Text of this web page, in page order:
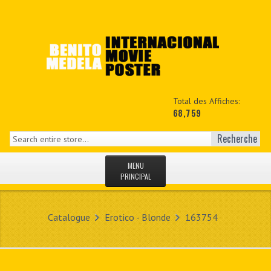
Total des Affiches:
68,759
Recherche
MENU
PRINCIPAL
MON COPTE
Catalogue Erotico - Blonde 163754